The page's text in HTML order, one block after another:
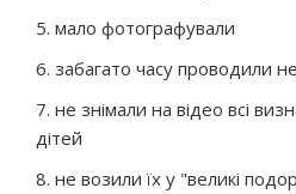
5. мало фотографували
6. забагато часу проводили
7. не знімали на відео всі
дітей
8. не возили їх у "великі